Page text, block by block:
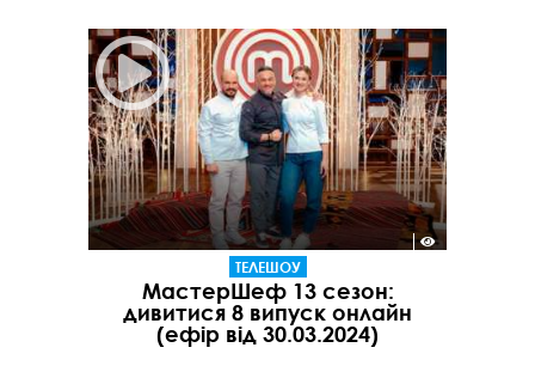
ТЕЛЕШОУ
МастерШеф 13 сезон:
дивитися 8 випуск онлайн
(ефір від 30.03.2024)